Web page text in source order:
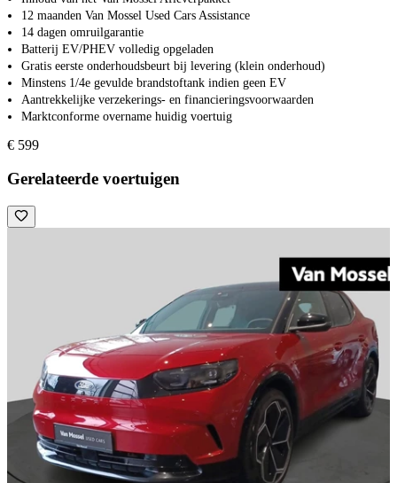
12 maanden Van Mossel Used Cars Assistance
14 dagen omruilgarantie
Batterij EV/PHEV volledig opgeladen
Gratis eerste onderhoudsbeurt bij levering (klein onderhoud)
Minstens 1/4e gevulde brandstoftank indien geen EV
Aantrekkelijke verzekerings- en financieringsvoorwaarden
Marktconforme overname huidig voertuig
€ 599
Gerelateerde voertuigen